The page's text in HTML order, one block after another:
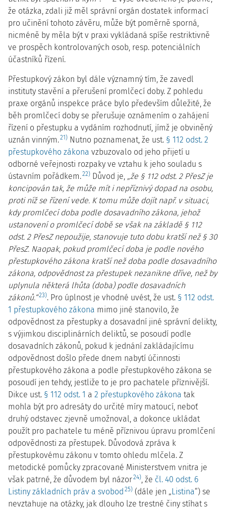
že otázka, zdali již měl správní orgán dostatek informací
pro učinění tohoto závěru, může být poměrně sporná,
nicméně by měla být v praxi vykládaná spíše restriktivně
ve prospěch kontrolovaných osob, resp. potenciálních
účastníků řízení.
Přestupkový zákon byl dále významný tím, že zavedl
instituty stavění a přerušení promlčecí doby. Z pohledu
praxe orgánů inspekce práce bylo především důležité, že
běh promlčecí doby se přerušuje oznámením o zahájení
řízení o přestupku a vydáním rozhodnutí, jímž je obviněný
uznán vinným.21) Nutno poznamenat, že ust. § 112 odst. 2
přestupkového zákona vzbuzovalo od jeho přijetí u
odborné veřejnosti rozpaky ve vztahu k jeho souladu s
ústavním pořádkem.22) Důvod je, „že § 112 odst. 2 PřesZ je
koncipován tak, že může mít i nepříznivý dopad na osobu,
proti níž se řízení vede. K tomu může dojít např. v situaci,
kdy promlčecí doba podle dosavadního zákona, jehož
ustanovení o promlčecí době se však na základě § 112
odst. 2 PřesZ nepoužije, stanovuje tuto dobu kratší než § 30
PřesZ. Naopak, pokud promlčecí doba je podle nového
přestupkového zákona kratší než doba podle dosavadního
zákona, odpovědnost za přestupek nezanikne dříve, než by
uplynula některá lhůta (doba) podle dosavadních
zákonů.“23). Pro úplnost je vhodné uvést, že ust. § 112 odst.
1 přestupkového zákona mimo jiné stanovilo, že
odpovědnost za přestupky a dosavadní jiné správní delikty,
s výjimkou disciplinárních deliktů, se posoudí podle
dosavadních zákonů, pokud k jednání zakládajícímu
odpovědnost došlo přede dnem nabytí účinnosti
přestupkového zákona a podle přestupkového zákona se
posoudí jen tehdy, jestliže to je pro pachatele příznivější.
Dikce ust. § 112 odst. 1 a 2 přestupkového zákona tak
mohla být pro adresáty do určité míry matoucí, neboť
druhý odstavec zjevně umožnoval, a dokonce ukládat
použít pro pachatele tu méně příznivou úpravu promlčení
odpovědnosti za přestupek. Důvodová zpráva k
přestupkovému zákonu v tomto ohledu mlčela. Z
metodické pomůcky zpracované Ministerstvem vnitra je
však patrné, že důvodem byl názor24), že čl. 40 odst. 6
Listiny základních práv a svobod 25) (dále jen „Listina“) se
nevztahuje na otázky, jak dlouho lze trestné činy stíhat s